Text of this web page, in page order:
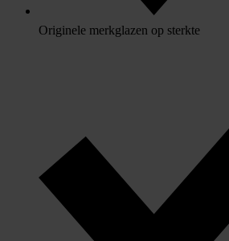
Originele merkglazen op sterkte